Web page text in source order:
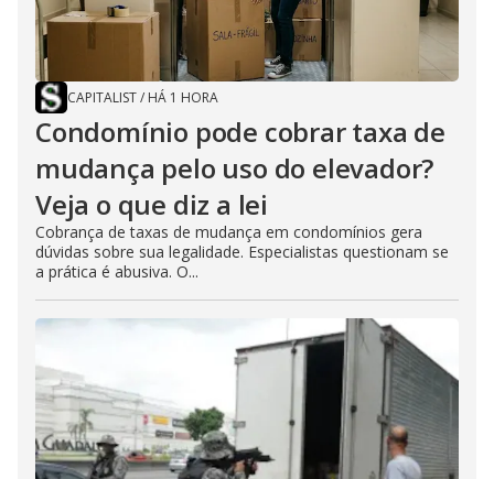
CAPITALIST/ HÁ 1 HORA
Condomínio pode cobrar taxa de
mudança pelo uso do elevador?
Veja o que diz a lei
Cobrança de taxas de mudança em condomínios gera
dúvidas sobre sua legalidade. Especialistas questionam se
a prática é abusiva. O...